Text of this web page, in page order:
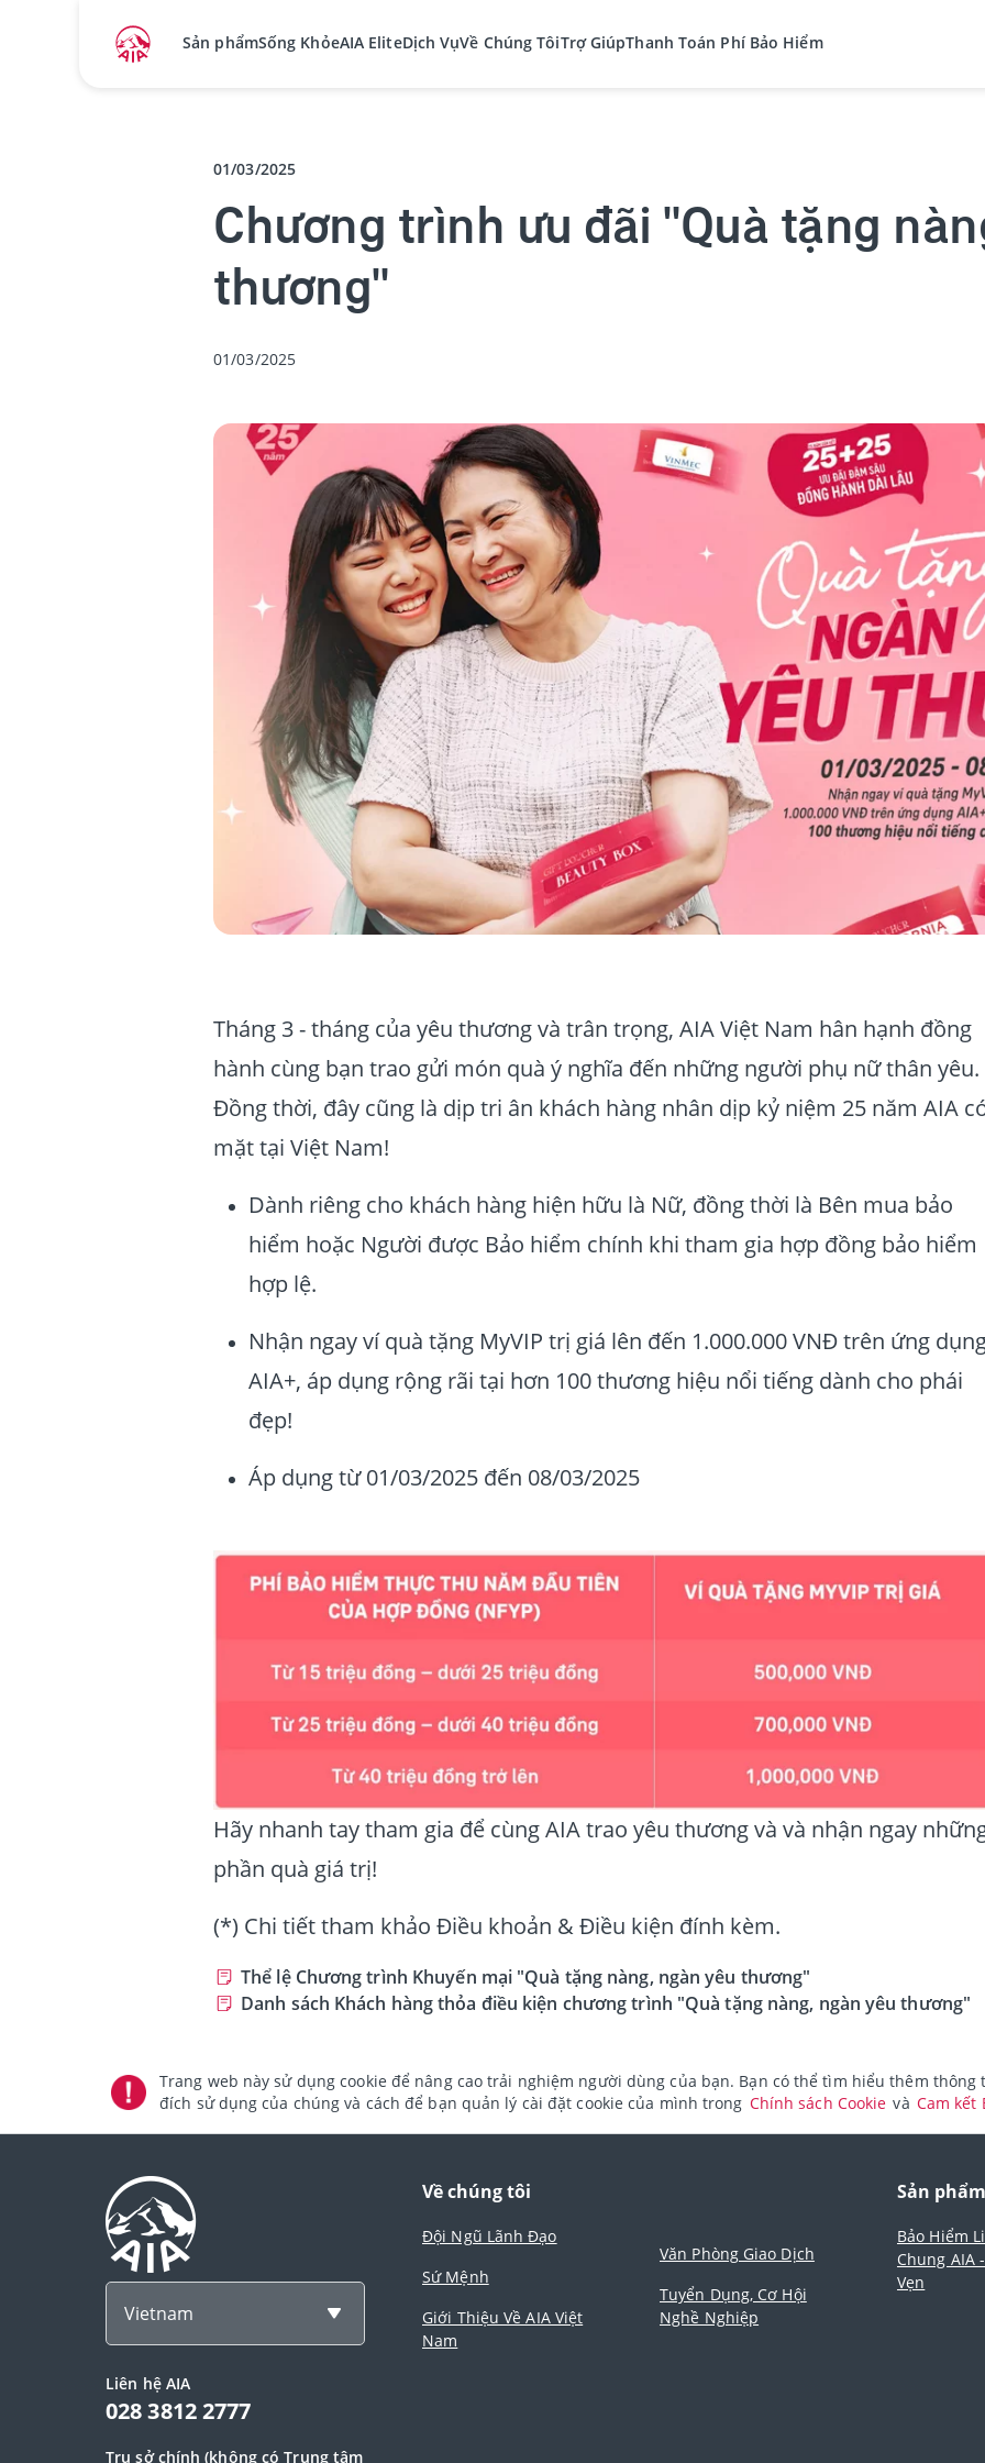
Sản phẩmSống KhỏeAIA EliteDịch VụVề Chúng TôiTrợ GiúpThanh Toán Phí Bảo Hiểm
01/03/2025
Chương trình ưu đãi "Quà tặng
thương"
01/03/2025
Tháng 3 - tháng của yêu thương và trân trọng, AIA Việt Nam hân hạnh đồng
hành cùng bạn trao gửi món quà ý nghĩa đến những người phụ nữ thân yêu.
Đồng thời, đây cũng là dịp tri ân khách hàng nhân dịp kỷ niệm 25 năm AIA
mặt tại Việt Nam!
Dành riêng cho khách hàng hiện hữu là Nữ, đồng thời là Bên mua bảo
hiểm hoặc Người được Bảo hiểm chính khi tham gia hợp đồng bảo hiểm
hợp lệ.
Nhận ngay ví quà tặng MyVIP trị giá lên đến 1.000.000 VNĐ trên ứng
AIA+, áp dụng rộng rãi tại hơn 100 thương hiệu nổi tiếng dành cho phái
đẹp!
Áp dụng từ 01/03/2025 đến 08/03/2025
Hãy nhanh tay tham gia để cùng AIA trao yêu thương và và nhận ngay
phần quà giá trị!
(*) Chi tiết tham khảo Điều khoản & Điều kiện đính kèm.
Thể lệ Chương trình Khuyến mại "Quà tặng nàng, ngàn yêu thương"
Danh sách Khách hàng thỏa điều kiện chương trình "Quà tặng nàng, ngàn yêu thương"
Trang web này sử dụng cookie để nâng cao trải nghiệm người dùng của bạn. Bạn có thể tìm hiểu thêm
đích sử dụng của chúng và cách để bạn quản lý cài đặt cookie của mình trong Chính sách Cookie và Cam kết
Vietnam
Liên hệ AIA
028 3812 2777
Trụ sở chính (không có Trung tâm
Về chúng tôi
Đội Ngũ Lãnh Đạo
Sứ Mệnh
Giới Thiệu Về AIA Việt
Nam
Văn Phòng Giao Dịch
Tuyển Dụng, Cơ Hội
Nghề Nghiệp
Sản phẩm
Bảo Hiểm
Chung AIA
Vẹn